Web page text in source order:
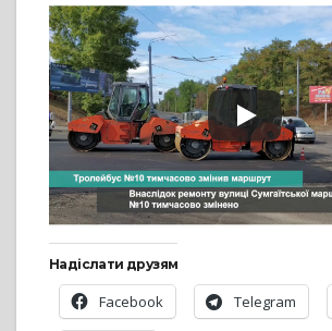
Надіслати друзям
Facebook Telegram